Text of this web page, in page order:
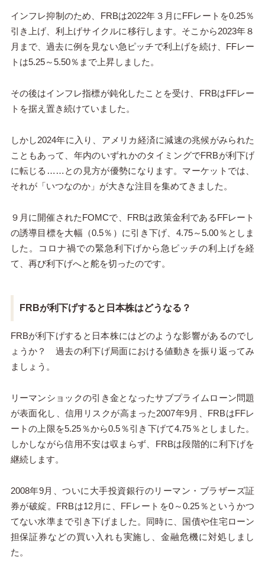
インフレ抑制のため、FRBは2022年３月にFFレートを0.25％
引き上げ、利上げサイクルに移行します。そこから2023年８
月まで、過去に例を見ない急ピッチで利上げを続け、FFレー
トは5.25～5.50％まで上昇しました。
その後はインフレ指標が鈍化したことを受け、FRBはFFレー
トを据え置き続けていました。
しかし2024年に入り、アメリカ経済に減速の兆候がみられた
こともあって、年内のいずれかのタイミングでFRBが利下げ
に転じる……との見方が優勢になります。マーケットでは、
それが「いつなのか」が大きな注目を集めてきました。
９月に開催されたFOMCで、FRBは政策金利であるFFレート
の誘導目標を大幅（0.5％）に引き下げ、4.75～5.00％としま
した。コロナ禍での緊急利下げから急ピッチの利上げを経
て、再び利下げへと舵を切ったのです。
FRBが利下げすると日本株はどうなる？
FRBが利下げすると日本株にはどのような影響があるのでし
ょうか？ 過去の利下げ局面における値動きを振り返ってみ
ましょう。
リーマンショックの引き金となったサブプライムローン問題
が表面化し、信用リスクが高まった2007年9月、FRBはFFレ
ートの上限を5.25％から0.5％引き下げて4.75％としました。
しかしながら信用不安は収まらず、FRBは段階的に利下げを
継続します。
2008年9月、ついに大手投資銀行のリーマン・ブラザーズ証
券が破綻。FRBは12月に、FFレートを0～0.25％というかつ
てない水準まで引き下げました。同時に、国債や住宅ローン
担保証券などの買い入れも実施し、金融危機に対処しまし
た。